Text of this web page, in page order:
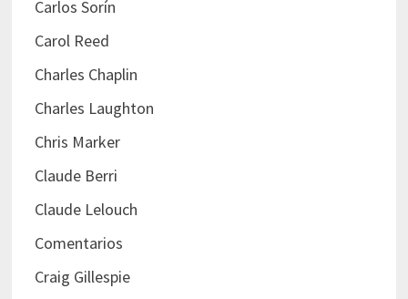
Carlos Sorín
Carol Reed
Charles Chaplin
Charles Laughton
Chris Marker
Claude Berri
Claude Lelouch
Comentarios
Craig Gillespie